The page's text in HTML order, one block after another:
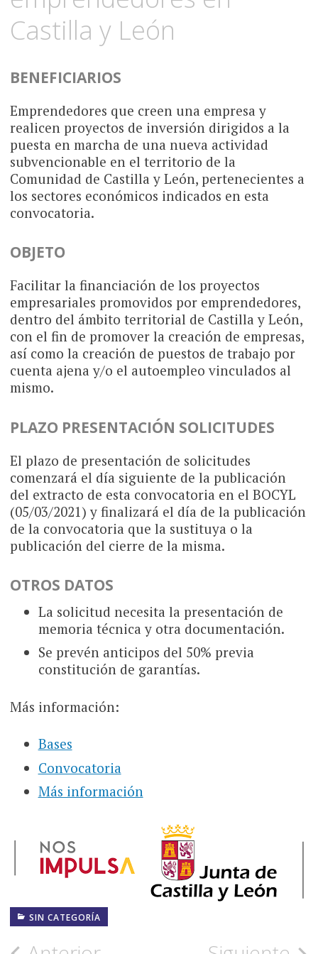
Castilla y León
BENEFICIARIOS
Emprendedores que creen una empresa y
realicen proyectos de inversión dirigidos a la
puesta en marcha de una nueva actividad
subvencionable en el territorio de la
Comunidad de Castilla y León, pertenecientes a
los sectores económicos indicados en esta
convocatoria.
OBJETO
Facilitar la financiación de los proyectos
empresariales promovidos por emprendedores,
dentro del ámbito territorial de Castilla y León,
con el fin de promover la creación de empresas,
así como la creación de puestos de trabajo por
cuenta ajena y/o el autoempleo vinculados al
mismo.
PLAZO PRESENTACIÓN SOLICITUDES
El plazo de presentación de solicitudes
comenzará el día siguiente de la publicación
del extracto de esta convocatoria en el BOCYL
(05/03/2021) y finalizará el día de la publicación
de la convocatoria que la sustituya o la
publicación del cierre de la misma.
OTROS DATOS
La solicitud necesita la presentación de
memoria técnica y otra documentación.
Se prevén anticipos del 50% previa
constitución de garantías.
Más información:
Bases
Convocatoria
Más información
SIN CATEGORÍA